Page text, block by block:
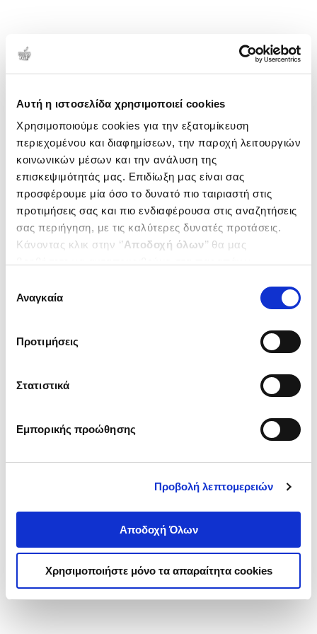
Αυτή η ιστοσελίδα χρησιμοποιεί cookies
Χρησιμοποιούμε cookies για την εξατομίκευση
περιεχομένου και διαφημίσεων, την παροχή λειτουργιών
κοινωνικών μέσων και την ανάλυση της
επισκεψιμότητάς μας. Επιδίωξη μας είναι σας
προσφέρουμε μία όσο το δυνατό πιο ταιριαστή στις
προτιμήσεις σας και πιο ενδιαφέρουσα στις αναζητήσεις
σας περιήγηση, με τις καλύτερες δυνατές προτάσεις.
Κάνοντας κλικ στην ‘’Αποδοχή όλων’’ θα μας
ενδιαφέρουν και να επιλέξετε από τα παρακάτω με την
΄΄και να ενημερωθείτε σχετικά με
συγκατάθεσης
Αναγκαία
Προτιμήσεις
Στατιστικά
Εμπορικής προώθησης
Προβολή λεπτομερειών
Αποδοχή Όλων
Χρησιμοποιήστε μόνο τα απαραίτητα cookies